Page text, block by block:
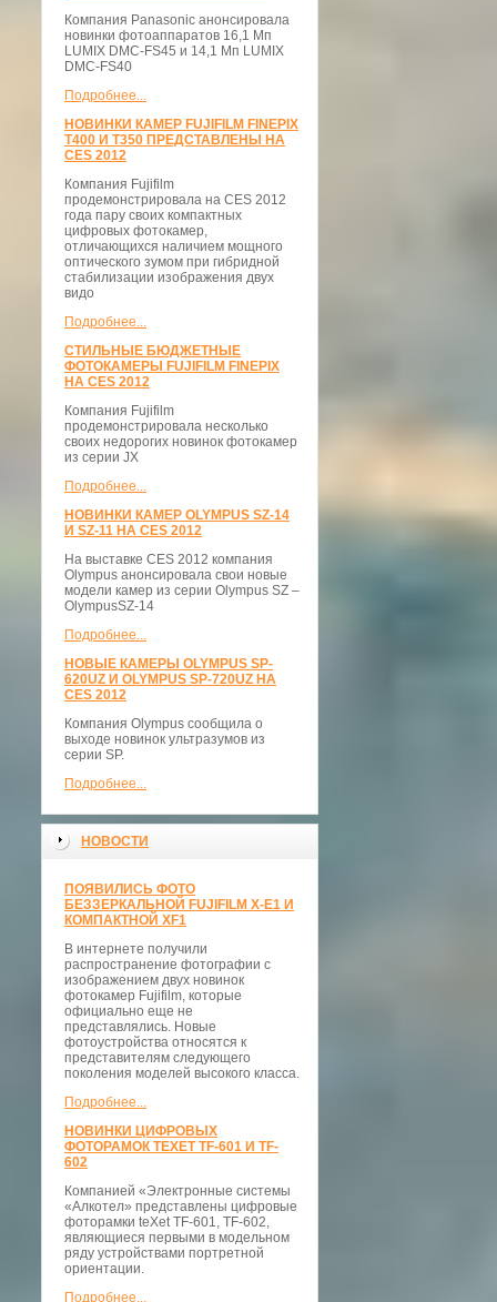
Компания Panasonic анонсировала
новинки фотоаппаратов 16,1 Мп
LUMIX DMC-FS45 и 14,1 Мп LUMIX
DMC-FS40
Подробнее...
НОВИНКИ КАМЕР FUJIFILM FINEPIX
T400 И T350 ПРЕДСТАВЛЕНЫ НА
CES 2012
Компания Fujifilm
продемонстрировала на CES 2012
года пару своих компактных
цифровых фотокамер,
отличающихся наличием мощного
оптического зумом при гибридной
стабилизации изображения двух
видо
Подробнее...
СТИЛЬНЫЕ БЮДЖЕТНЫЕ
ФОТОКАМЕРЫ FUJIFILM FINEPIX
НА CES 2012
Компания Fujifilm
продемонстрировала несколько
своих недорогих новинок фотокамер
из серии JX
Подробнее...
НОВИНКИ КАМЕР OLYMPUS SZ-14
И SZ-11 НА CES 2012
На выставке CES 2012 компания
Olympus анонсировала свои новые
модели камер из серии Olympus SZ –
OlympusSZ-14
Подробнее...
НОВЫЕ КАМЕРЫ OLYMPUS SP-
620UZ И OLYMPUS SP-720UZ НА
CES 2012
Компания Olympus сообщила о
выходе новинок ультразумов из
серии SP.
Подробнее...
НОВОСТИ
ПОЯВИЛИСЬ ФОТО
БЕЗЗЕРКАЛЬНОЙ FUJIFILM X-E1 И
КОМПАКТНОЙ XF1
В интернете получили
распространение фотографии с
изображением двух новинок
фотокамер Fujifilm, которые
официально еще не
представлялись. Новые
фотоустройства относятся к
представителям следующего
поколения моделей высокого класса.
Подробнее...
НОВИНКИ ЦИФРОВЫХ
ФОТОРАМОК TEXET TF-601 И TF-
602
Компанией «Электронные системы
«Алкотел» представлены цифровые
фоторамки teXet TF-601, TF-602,
являющиеся первыми в модельном
ряду устройствами портретной
ориентации.
Подробнее...